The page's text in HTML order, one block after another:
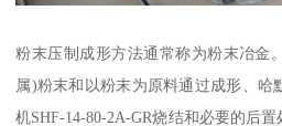
粉末压制成形方法通常称为粉末冶金
属)粉末和以粉末为原料通过成形、哈
机SHF-14-80-2A-GR烧结和必要的后